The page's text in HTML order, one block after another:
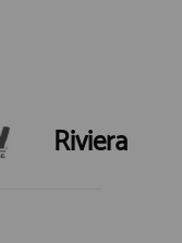
Riviera